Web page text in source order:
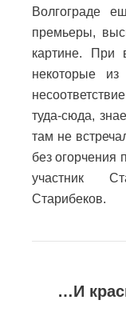
Волгограде
премьеры,
картине. При
некоторые
туда-сюда,
там не
без огорчения
участник
Старибеков.
…И